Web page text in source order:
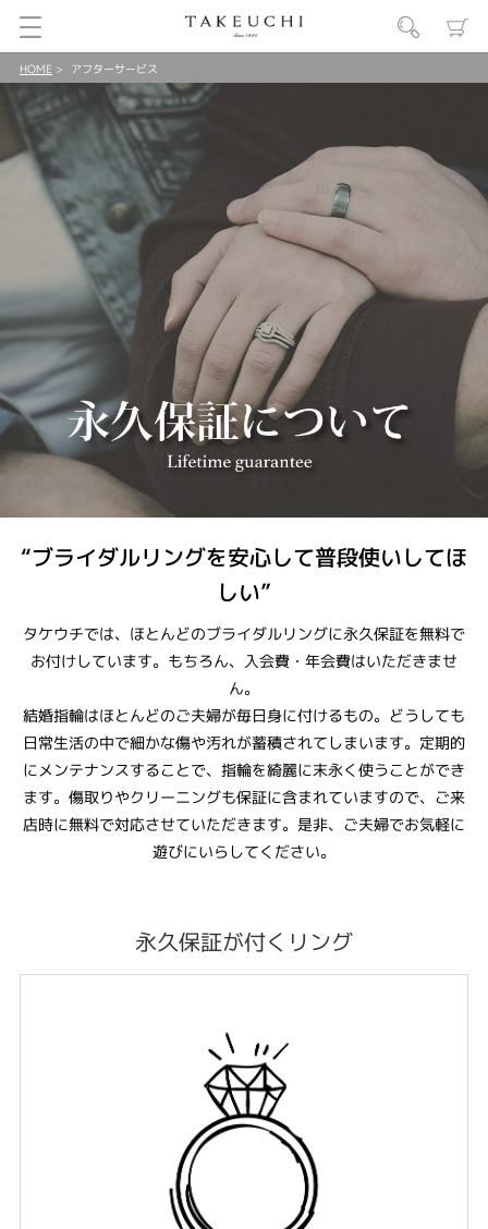
HOME アフターサービス
“ブライダルリングを安心して普段使いしてほ
しい”
タケウチでは、ほとんどのブライダルリングに永久保証を無料で
お付けしています。もちろん、入会費・年会費はいただきませ
ん。
結婚指輪はほとんどのご夫婦が毎日身に付けるもの。どうしても
日常生活の中で細かな傷や汚れが蓄積されてしまいます。定期的
にメンテナンスすることで、指輪を綺麗に末永く使うことができ
ます。傷取りやクリーニングも保証に含まれていますので、ご来
店時に無料で対応させていただきます。是非、ご夫婦でお気軽に
遊びにいらしてください。
永久保証が付くリング